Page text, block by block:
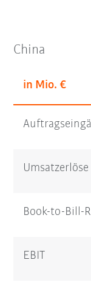
China
in Mio. €
Umsatzerlöse
Book-to-Bill-
EBIT